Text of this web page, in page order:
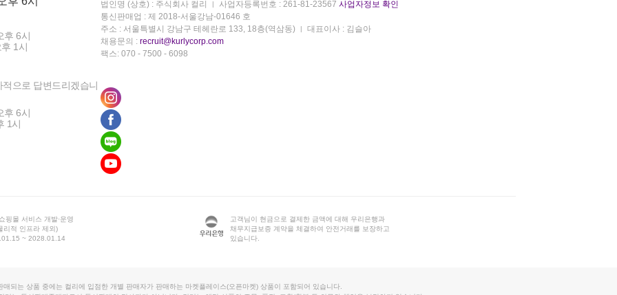
후 6시
1시
으로 답변드리겠습니
후 6시
1시
법인명 (상호) : 주식회사 컬리 사업자등록번호 : 261-81-23567 사업자정보 확인
통신판매업 : 제 2018-서울강남-01646 호
주소 : 서울특별시 강남구 테헤란로 133, 18층(역삼동)
대표이사 : 김슬아
채용문의 : recruit@kurlycorp.com
팩스: 070 - 7500 - 6098
핑몰 서비스 개발·운영
리적 인프라 제외)
~ 2028.01.14
고객님이 현금으로 결제한 금액에 대해 우리은행과
채무지급보증 계약을 체결하여 안전거래를 보장하고
있습니다.
매되는 상품 중에는 컬리에 입점한 개별 판매자가 판매하는 마켓플레이스(오픈마켓) 상품이 포함되어 있습니다.